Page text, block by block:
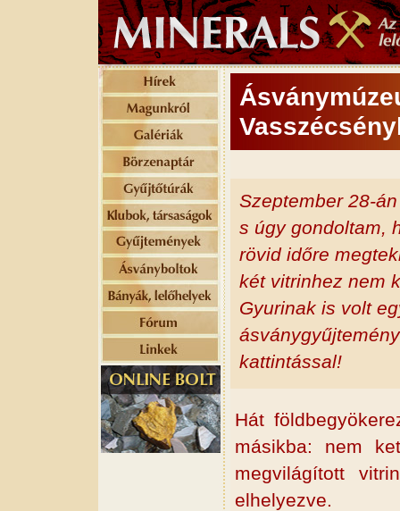
Szeptember 28-
s úgy gondoltam,
rövid időre
két vitrinhez nem
Gyurinak is volt
kattintással!
Hát
másikba: nem
megvilágított
elhelyezve.